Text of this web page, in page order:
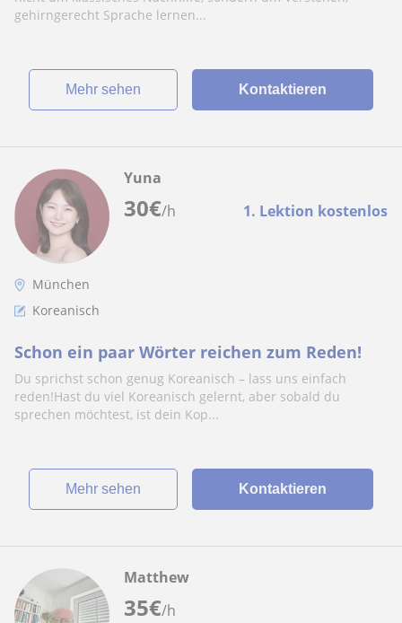
gehirngerecht Sprache lernen...
Mehr sehen Kontaktieren
30€/h 1. Lektion kostenlos
Yuna
München
Koreanisch
Schon ein paar Wörter reichen zum Reden!
Du sprichst schon genug Koreanisch – lass uns einfach
reden!Hast du viel Koreanisch gelernt, aber sobald du
sprechen möchtest, ist dein Kop...
Mehr sehen Kontaktieren
35€/h
Matthew